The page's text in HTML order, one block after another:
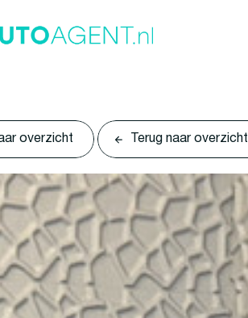
overzicht Terug naar overzicht